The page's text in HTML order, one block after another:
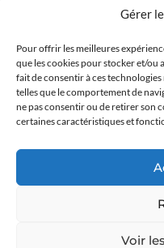
Gérer
Pour offrir les meilleures
que les cookies pour stocker et/ou
fait de consentir à ces
telles que le comportement de
ne pas consentir ou de retirer son
certaines caractéristiques et
Voir
Tel :
En